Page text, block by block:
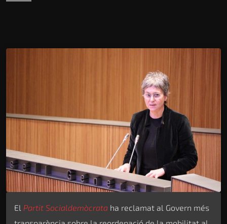
El Partit Socialdemòcrata ha reclamat al Govern més